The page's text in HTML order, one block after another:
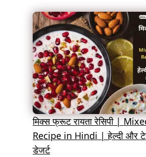
मिक्स फ्रूट रायता रेसिपी |
Recipe in Hindi | हेल्दी और
डेजर्ट